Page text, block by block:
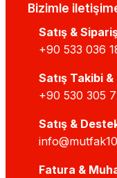
Bizimle
Satış &
+90 533 036
Satış Takibi
+90 530 305
Satış &
Fatura &